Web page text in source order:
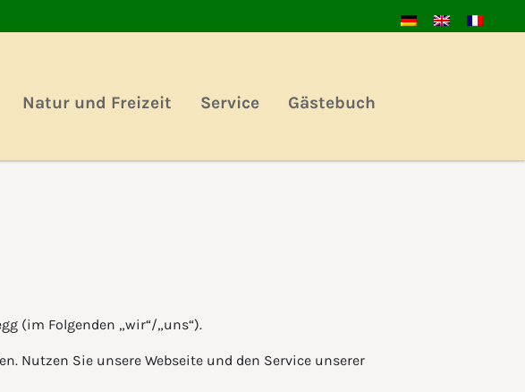
Natur und Freizeit Service Gästebuch
(im Folgenden „wir“/„uns“).
Nutzen Sie unsere Webseite und den Service unserer